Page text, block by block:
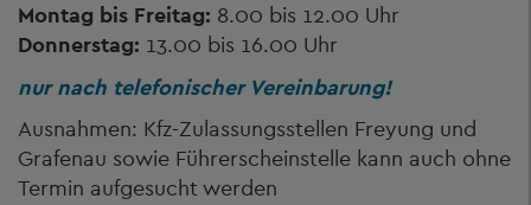
Montag bis Freitag: 8.00 bis 12.00 Uhr
Donnerstag: 13.00 bis 16.00 Uhr
nur nach telefonischer Vereinbarung!
Ausnahmen: Kfz-Zulassungsstellen Freyung und
Grafenau sowie Führerscheinstelle kann auch ohne
Termin aufgesucht werden